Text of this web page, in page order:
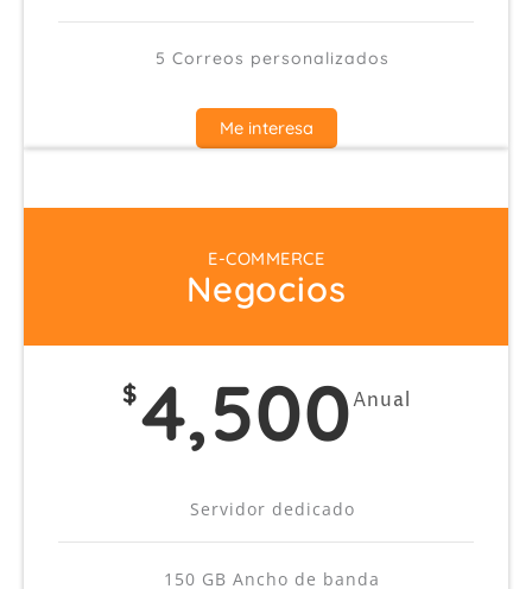
5 Correos personalizados
Me interesa
E-COMMERCE
Negocios
$4,500Anual
Servidor dedicado
150 GB Ancho de banda